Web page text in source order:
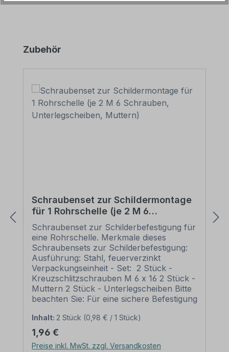
Produktgalerie überspringen
Zubehör
Schraubenset zur Schildermontage
für 1 Rohrschelle (je 2 M 6
Schrauben, Unterlegscheiben,
Muttern)
Schraubenset zur Schilderbefestigung für
eine Rohrschelle. Merkmale dieses
Schraubensets zur Schilderbefestigung:
Ausführung: Stahl, feuerverzinkt
Verpackungseinheit - Set: 2 Stück -
Kreuzschlitzschrauben M 6 x 16 2 Stück -
Muttern 2 Stück - Unterlegscheiben Bitte
beachten Sie: Für eine sichere Befestigung
mm werden zwei Rohrschellen und somit
auch zwei Schraubensätze benötigt.
Inhalt: 2 Stück (0,98 € / 1 Stück)
Regulärer Preis:
1,96 €
Preise inkl. MwSt. zzgl. Versandkosten